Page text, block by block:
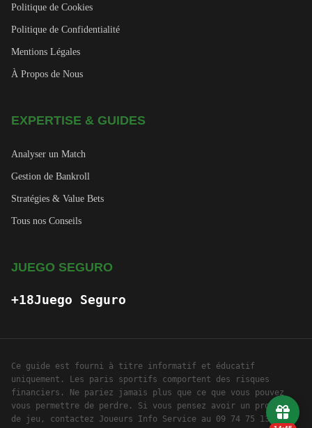
Politique de Cookies
Politique de Confidentialité
Mentions Légales
À Propos de Nous
EXPERTISE & GUIDES
Analyser un Match
Gestion de Bankroll
Stratégies & Value Bets
Tous nos Conseils
JUEGO SEGURO
+18Juego Seguro
Ce guide est fourni à titre informatif et éducatif
uniquement. Les paris sportifs comportent des risques
financiers. Ne pariez jamais plus que ce que vous pouvez
vous permettre de perdre. Si vous pensez avoir un problème
de jeu, contactez Joueurs Info Service au 09 74 75 13 13